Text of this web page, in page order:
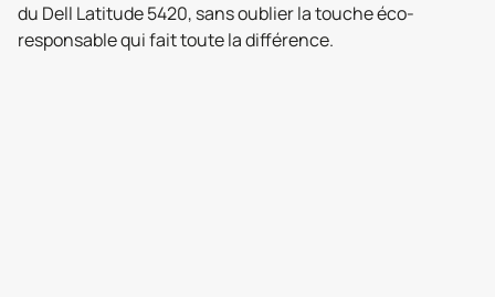
du Dell Latitude 5420, sans oublier la touche éco-
responsable qui fait toute la différence.